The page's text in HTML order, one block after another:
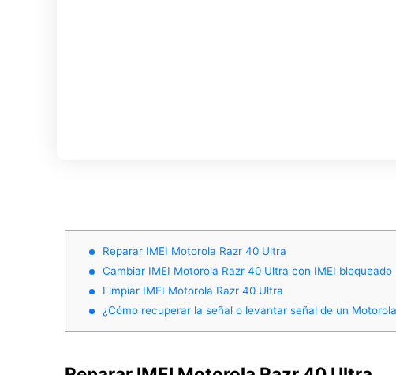
Reparar IMEI Motorola Razr 40 Ultra
Cambiar IMEI Motorola Razr 40 Ultra con IMEI bloqueado
Limpiar IMEI Motorola Razr 40 Ultra
¿Cómo recuperar la señal o levantar señal de un